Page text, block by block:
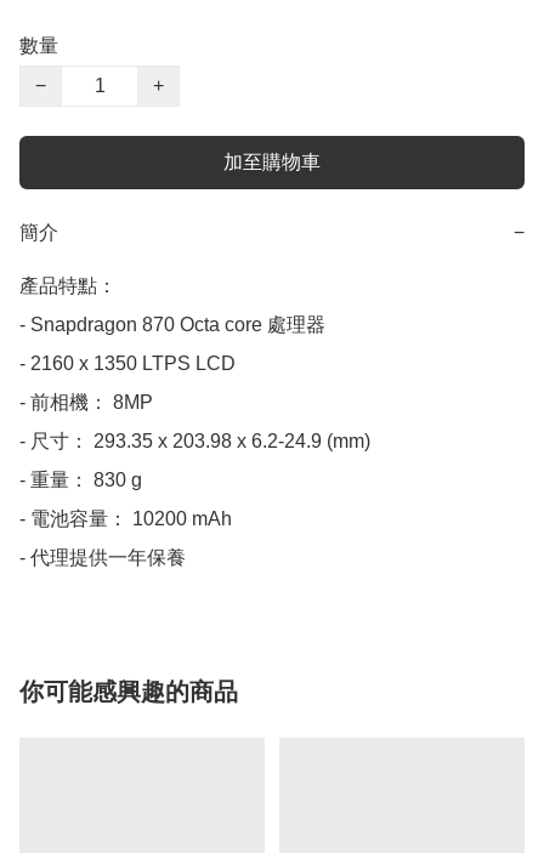
數量
−
+
加至購物車
簡介 −
產品特點：
- Snapdragon 870 Octa core 處理器
- 2160 x 1350 LTPS LCD
- 前相機： 8MP
- 尺寸： 293.35 x 203.98 x 6.2-24.9 (mm)
- 重量： 830 g
- 電池容量： 10200 mAh
- 代理提供一年保養
你可能感興趣的商品